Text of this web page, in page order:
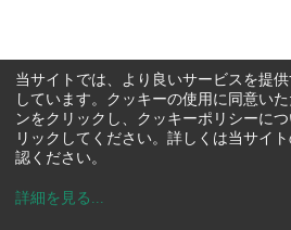
当サイトでは、より良いサービスを提
しています。クッキーの使用に同意い
ンをクリックし、クッキーポリシーに
リックしてください。詳しくは当サイ
認ください。
詳細を見る ...